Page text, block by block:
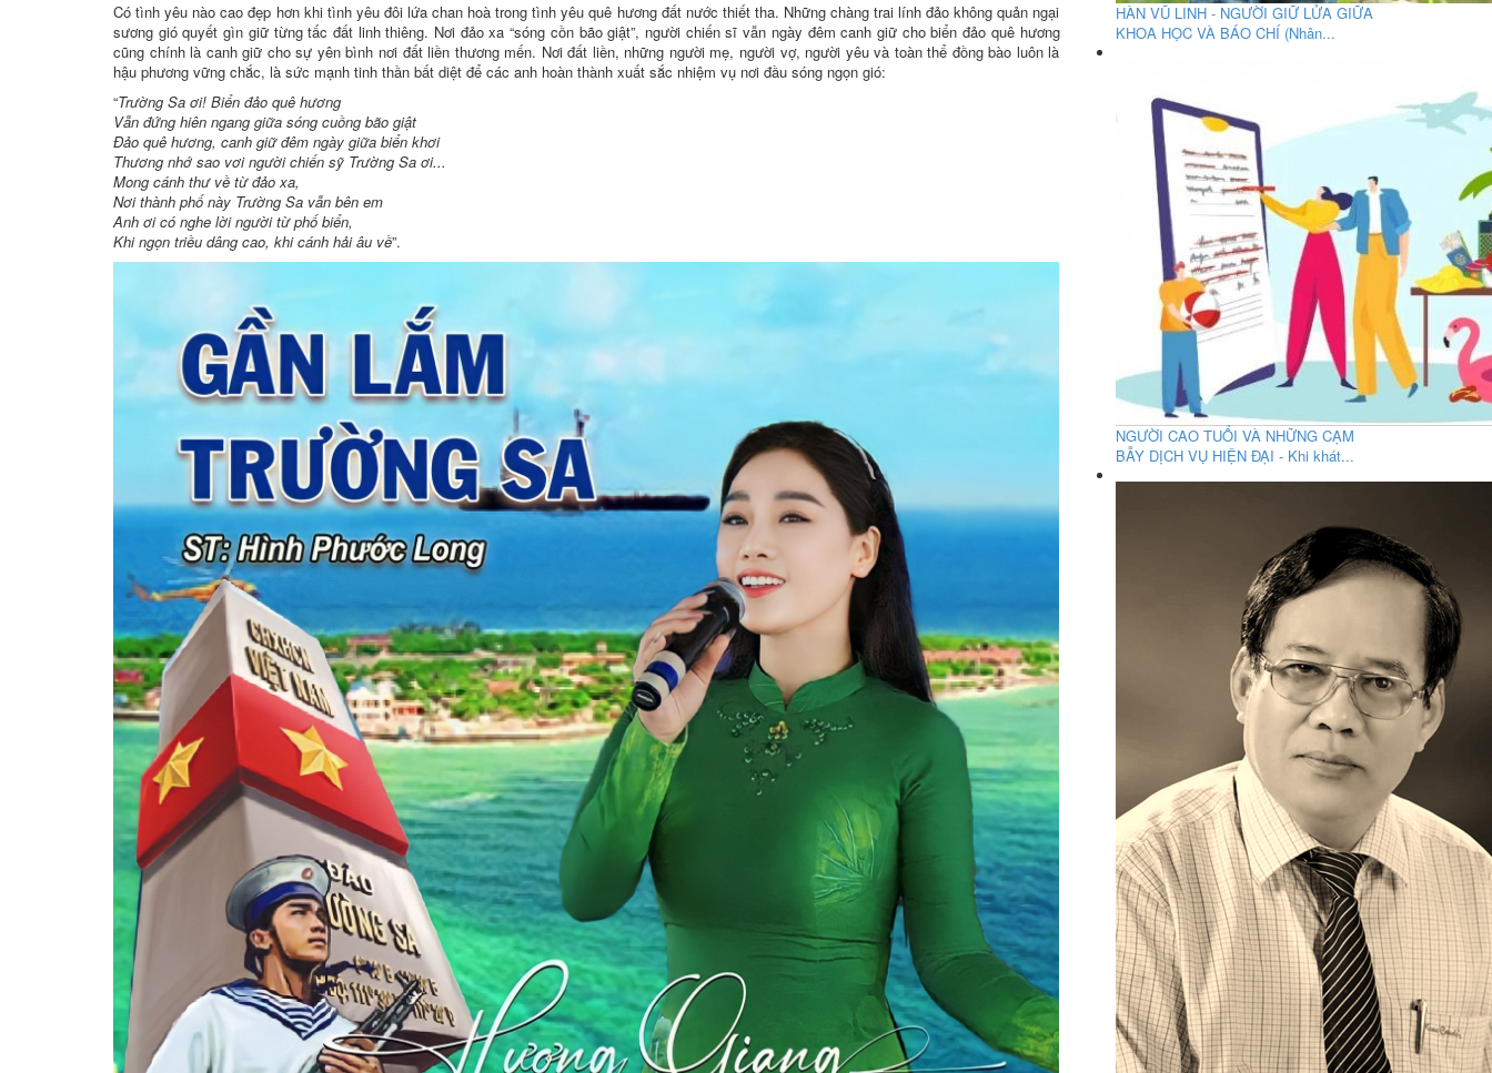
Có tình yêu nào cao đẹp hơn khi tình yêu đôi lứa chan hoà trong tình yêu quê hương đất nước thiết tha. Những chàng trai lính đảo không quản ngại
sương gió quyết gìn giữ từng tấc đất linh thiêng. Nơi đảo xa “sóng cồn bão giật”, người chiến sĩ vẫn ngày đêm canh giữ cho biển đảo quê hương
cũng chính là canh giữ cho sự yên bình nơi đất liền thương mến. Nơi đất liền, những người mẹ, người vợ, người yêu và toàn thể đồng bào luôn là
hậu phương vững chắc, là sức mạnh tinh thần bất diệt để các anh hoàn thành xuất sắc nhiệm vụ nơi đầu sóng ngọn gió:
“Trường Sa ơi! Biển đảo quê hương
Vẫn đứng hiên ngang giữa sóng cuồng bão giật
Đảo quê hương, canh giữ đêm ngày giữa biển khơi
Thương nhớ sao vơi người chiến sỹ Trường Sa ơi...
Mong cánh thư về từ đảo xa,
Nơi thành phố này Trường Sa vẫn bên em
Anh ơi có nghe lời người từ phố biển,
Khi ngọn triều dâng cao, khi cánh hải âu về”.
HÀN VŨ LINH - NGƯỜI GIỮ LỬA GIỮA
KHOA HỌC VÀ BÁO CHÍ (Nhân...
NGƯỜI CAO TUỔI VÀ NHỮNG CẠM
BẪY DỊCH VỤ HIỆN ĐẠI - Khi khát...